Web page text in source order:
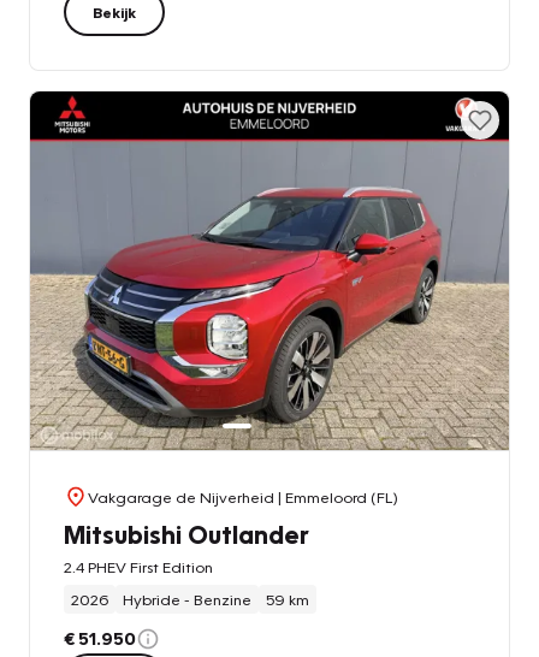
Bekijk
Vakgarage de Nijverheid | Emmeloord (FL)
Mitsubishi Outlander
2.4 PHEV First Edition
2026
Hybride - Benzine 59 km
€ 51.950